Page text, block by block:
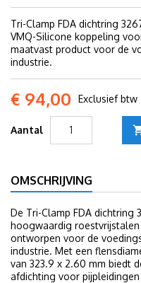
Tri-Clamp FDA dichtring
VMQ-Silicone koppeling
maatvast product voor de
industrie.
€ 94,00 Exclusief btw
Aantal
OMSCHRIJVING
De Tri-Clamp FDA dichtring
hoogwaardig
ontworpen voor de
industrie. Met een
van 323.9 x 2.60 mm biedt
afdichting voor